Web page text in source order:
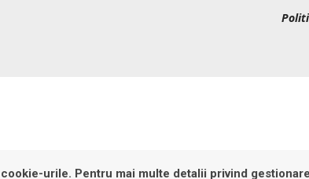
urile. Pentru mai multe detalii privind